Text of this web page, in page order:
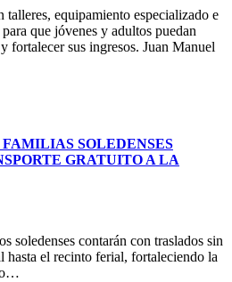
talleres, equipamiento especializado e
que jóvenes y adultos puedan
fortalecer sus ingresos. Juan Manuel
SOLEDENSES
GRATUITO A LA
soledenses contarán con traslados sin
hasta el recinto ferial, fortaleciendo la